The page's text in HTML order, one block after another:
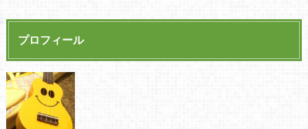
プロフィール